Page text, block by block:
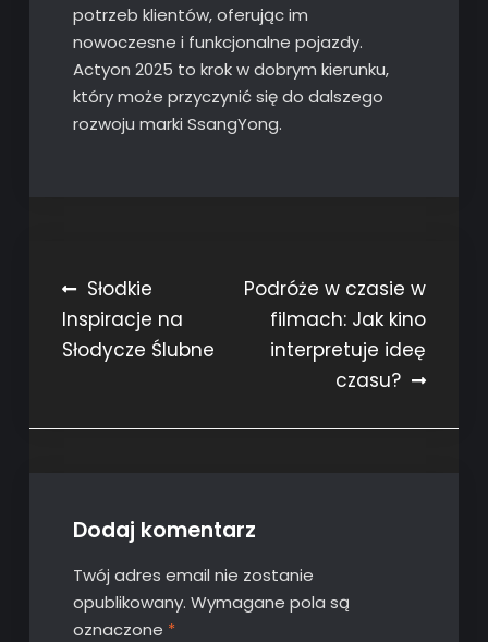
potrzeb klientów, oferując im
nowoczesne i funkcjonalne pojazdy.
Actyon 2025 to krok w dobrym kierunku,
który może przyczynić się do dalszego
rozwoju marki SsangYong.
Nawigacja
wpisu
Słodkie
Inspiracje na
Słodycze Ślubne
Podróże w czasie w
filmach: Jak kino
interpretuje ideę
czasu?
Dodaj komentarz
Twój adres email nie zostanie
opublikowany. Wymagane pola są
oznaczone *